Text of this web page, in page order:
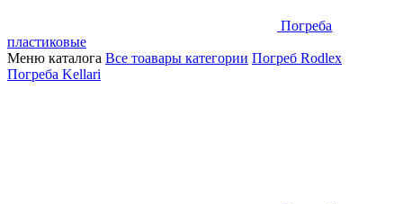
Погреба
пластиковые
Меню каталога Все тоавары категории Погреб Rodlex
Погреба Kellari